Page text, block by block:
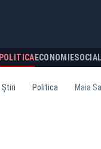
POLITICA ECONOMIESOCIAL
Știri Politica Maia